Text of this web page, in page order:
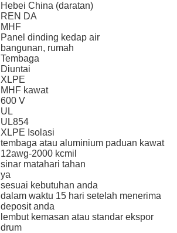
Hebei China (daratan)
REN DA
MHF
Panel dinding kedap air
bangunan, rumah
Tembaga
Diuntai
XLPE
MHF kawat
600 V
UL
UL854
XLPE Isolasi
tembaga atau aluminium paduan kawat
12awg-2000 kcmil
sinar matahari tahan
ya
sesuai kebutuhan anda
dalam waktu 15 hari setelah menerima
deposit anda
lembut kemasan atau standar ekspor
drum